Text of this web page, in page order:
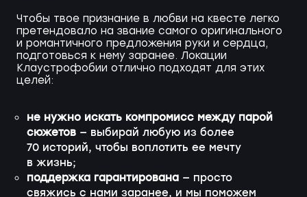
Чтобы твое признание в любви на квесте легко
претендовало на звание самого оригинального
и романтичного предложения руки и сердца,
подготовься к нему заранее. Локации
Клаустрофобии отлично подходят для этих
целей:
не нужно искать компромисс между парой
сюжетов— выбирай любую из более
70 историй, чтобы воплотить ее мечту
в жизнь;
поддержка гарантирована— просто
свяжись с нами заранее, и мы поможем